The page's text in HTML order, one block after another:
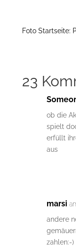
Foto Startseite:
23
ob die
spielt
erfüllt
aus
marsi
andere
zahlen:-)